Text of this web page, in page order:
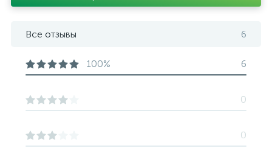
Все отзывы 6
100% 6
0
0